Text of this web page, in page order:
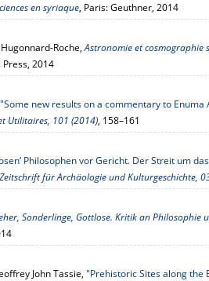
en syriaque, Paris: Geuthner, 2014
Roche,Astronomie et cosmographie
Press, 2014
"Some new results on a commentary to Enuma
Utilitaires, 101 (2014), 158–161
Philosophen vor Gericht. Der Streit um
für Archäologie und Kulturgeschichte,
Sonderlinge, Gottlose. Kritik an Philosophie
John Tassie, "Prehistoric Sites along the